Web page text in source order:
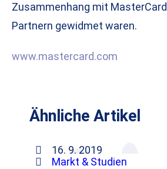
Zusammenhang mit
Partnern gewidmet waren.
www.mastercard.com
Ähnliche Artikel
16. 9. 2019
Markt & Studien